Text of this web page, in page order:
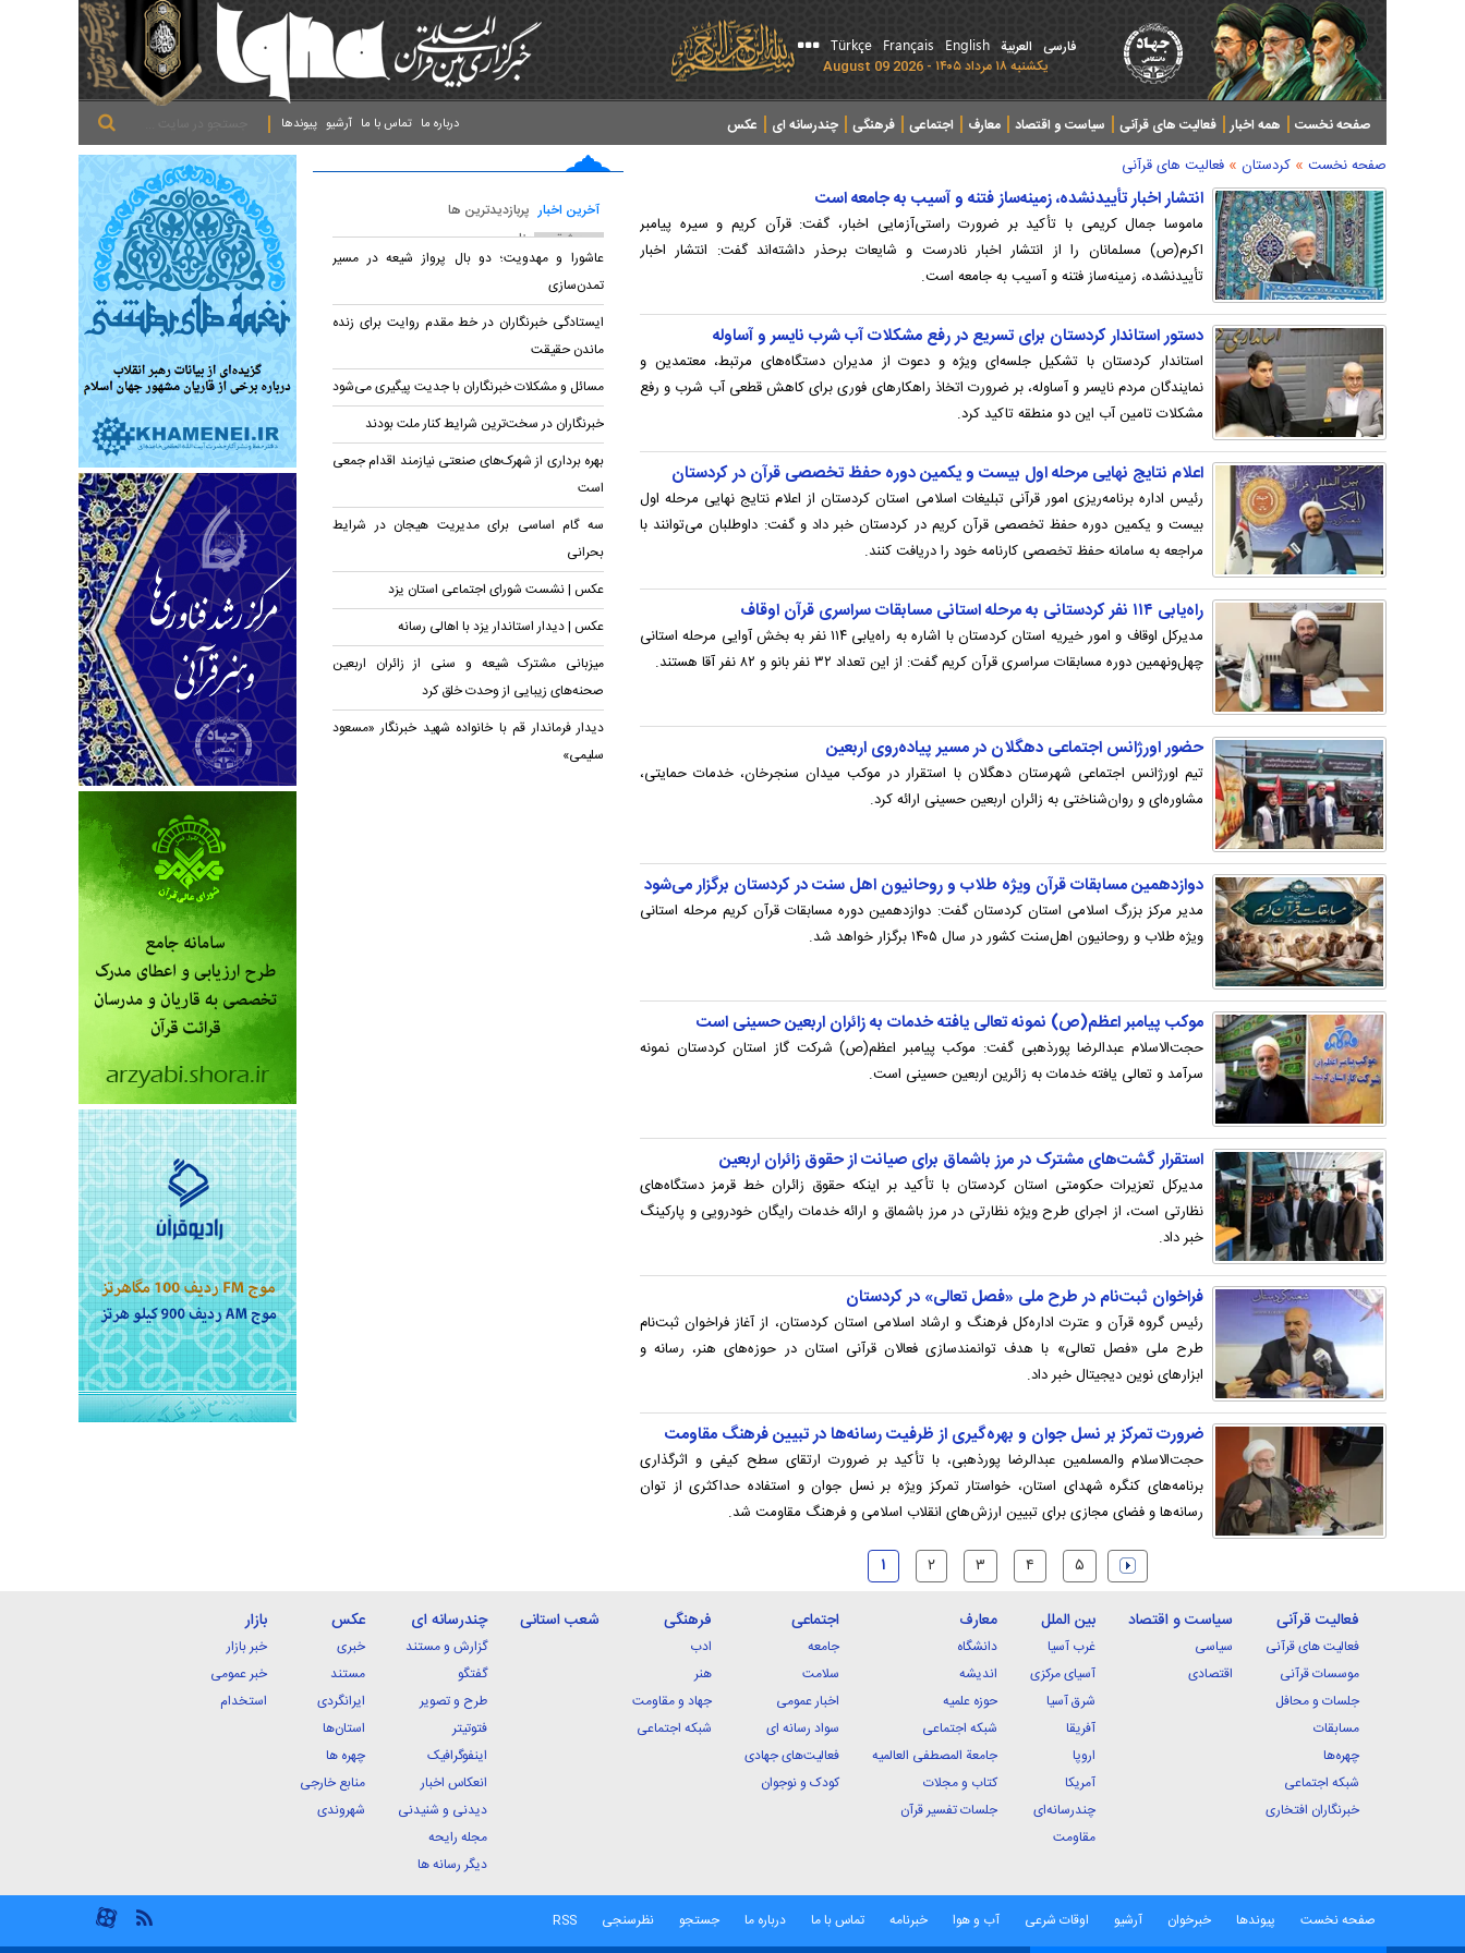
فارسی العربیة English
Français
Türkçe
يکشنبه ۱۸ مرداد ۱۴۰۵ - 2026 August 09
صفحه نخست همه اخبار فعالیت های قرآنی سیاست و اقتصاد معارف اجتماعی فرهنگی چندرسانه ای عکس پیوندها آرشیو تماس با ما درباره ما
صفحه نخست » کردستان » فعالیت های قرآنی
انتشار اخبار تأییدنشده، زمینه‌ساز فتنه و آسیب به جامعه است
ماموسا جمال کریمی با تأکید بر ضرورت راستی‌آزمایی اخبار، گفت: قرآن کریم و سیره پیامبر
اکرم(ص) مسلمانان را از انتشار اخبار نادرست و شایعات برحذر داشته‌اند گفت: انتشار اخبار
تأییدنشده، زمینه‌ساز فتنه و آسیب به جامعه است.
دستور استاندار کردستان برای تسریع در رفع مشکلات آب شرب نایسر و آساوله
استاندار کردستان با تشکیل جلسه‌ای ویژه و دعوت از مدیران دستگاه‌های مرتبط، معتمدین و
نمایندگان مردم نایسر و آساوله، بر ضرورت اتخاذ راهکارهای فوری برای کاهش قطعی آب شرب و رفع
مشکلات تامین آب این دو منطقه تاکید کرد.
اعلام نتایج نهایی مرحله اول بیست و یکمین دوره حفظ تخصصی قرآن در کردستان
رئیس اداره برنامه‌ریزی امور قرآنی تبلیغات اسلامی استان کردستان از اعلام نتایج نهایی مرحله اول
بیست و یکمین دوره حفظ تخصصی قرآن کریم در کردستان خبر داد و گفت: داوطلبان می‌توانند با
مراجعه به سامانه حفظ تخصصی کارنامه خود را دریافت کنند.
راه‌یابی ۱۱۴ نفر کردستانی به مرحله استانی مسابقات سراسری قرآن اوقاف
مدیرکل اوقاف و امور خیریه استان کردستان با اشاره به راه‌یابی ۱۱۴ نفر به بخش آوایی مرحله استانی
چهل‌و‌نهمین دوره مسابقات سراسری قرآن کریم گفت: از این تعداد ۳۲ نفر بانو و ۸۲ نفر آقا هستند.
حضور اورژانس اجتماعی دهگلان در مسیر پیاده‌روی اربعین
تیم اورژانس اجتماعی شهرستان دهگلان با استقرار در موکب میدان سنجرخان، خدمات حمایتی،
مشاوره‌ای و روان‌شناختی به زائران اربعین حسینی ارائه کرد.
دوازدهمین مسابقات قرآن ویژه طلاب و روحانیون اهل سنت در کردستان برگزار می‌شود
مدیر مرکز بزرگ اسلامی استان کردستان گفت: دوازدهمین دوره مسابقات قرآن کریم مرحله استانی
ویژه طلاب و روحانیون اهل‌سنت کشور در سال ۱۴۰۵ برگزار خواهد شد.
موکب پیامبر اعظم(ص) نمونه تعالی یافته خدمات به زائران اربعین حسینی است
حجت‌الاسلام عبدالرضا پورذهبی گفت: موکب پیامبر اعظم(ص) شرکت گاز استان کردستان نمونه
سرآمد و تعالی یافته خدمات به زائرین اربعین حسینی است.
استقرار گشت‌های مشترک در مرز باشماق برای صیانت از حقوق زائران اربعین
مدیرکل تعزیرات حکومتی استان کردستان با تأکید بر اینکه حقوق زائران خط قرمز دستگاه‌های
نظارتی است، از اجرای طرح ویژه نظارتی در مرز باشماق و ارائه خدمات رایگان خودرویی و پارکینگ
خبر داد.
فراخوان ثبت‌نام در طرح ملی «فصل تعالی» در کردستان
رئیس گروه قرآن و عترت اداره‌کل فرهنگ و ارشاد اسلامی استان کردستان، از آغاز فراخوان ثبت‌نام
طرح ملی «فصل تعالی» با هدف توانمندسازی فعالان قرآنی استان در حوزه‌های هنر، رسانه و
ابزارهای نوین دیجیتال خبر داد.
ضرورت تمرکز بر نسل جوان و بهره‌گیری از ظرفیت رسانه‌ها در تبیین فرهنگ مقاومت
حجت‌الاسلام والمسلمین عبدالرضا پورذهبی، با تأکید بر ضرورت ارتقای سطح کیفی و اثرگذاری
برنامه‌های کنگره شهدای استان، خواستار تمرکز ویژه بر نسل جوان و استفاده حداکثری از توان
رسانه‌ها و فضای مجازی برای تبیین ارزش‌های انقلاب اسلامی و فرهنگ مقاومت شد.
۱ ۲ ۳ ۴ ۵
آخرین اخبار پربازدیدترین ها
پربحث ترین عناوین
عاشورا و مهدویت؛ دو بال پرواز شیعه در مسیر
تمدن‌سازی
ایستادگی خبرنگاران در خط مقدم روایت برای زنده
ماندن حقیقت
مسائل و مشکلات خبرنگاران با جدیت پیگیری می‌شود
خبرنگاران در سخت‌ترین شرایط کنار ملت بودند
بهره برداری از شهرک‌های صنعتی نیازمند اقدام جمعی
است
سه گام اساسی برای مدیریت هیجان در شرایط
بحرانی
عکس | نشست شورای اجتماعی استان یزد
عکس | دیدار استاندار یزد با اهالی رسانه
میزبانی مشترک شیعه و سنی از زائران اربعین
صحنه‌های زیبایی از وحدت خلق کرد
دیدار فرماندار قم با خانواده شهید خبرنگار «مسعود
سلیمی»
فعالیت قرآنی
فعالیت های قرآنی
موسسات قرآنی
جلسات و محافل
مسابقات
چهره‌ها
شبکه اجتماعی
خبرنگاران افتخاری
سیاست و اقتصاد
سیاسی
اقتصادی
بین الملل
غرب آسیا
آسیای مرکزی
شرق آسیا
آفریقا
اروپا
آمریکا
چندرسانه‌ای
مقاومت
معارف
دانشگاه
اندیشه
حوزه علمیه
شبکه اجتماعی
جامعة المصطفی العالمیه
کتاب و مجلات
جلسات تفسیر قرآن
اجتماعی
جامعه
سلامت
اخبار عمومی
سواد رسانه ای
فعالیت‌های جهادی
کودک و نوجوان
فرهنگی
ادب
هنر
جهاد و مقاومت
شبکه اجتماعی
شعب استانی چندرسانه ای
گزارش و مستند
گفتگو
طرح و تصویر
فتوتیتر
اینفوگرافیک
انعکاس اخبار
دیدنی و شنیدنی
مجله رایحه
دیگر رسانه ها
عکس
خبری
مستند
ایرانگردی
استان‌ها
چهره ها
منابع خارجی
شهروندی
بازار
خبر بازار
خبر عمومی
استخدام
صفحه نخست پیوندها خبرخوان آرشیو اوقات شرعی آب و هوا خبرنامه تماس با ما درباره ما جستجو نظرسنجی RSS